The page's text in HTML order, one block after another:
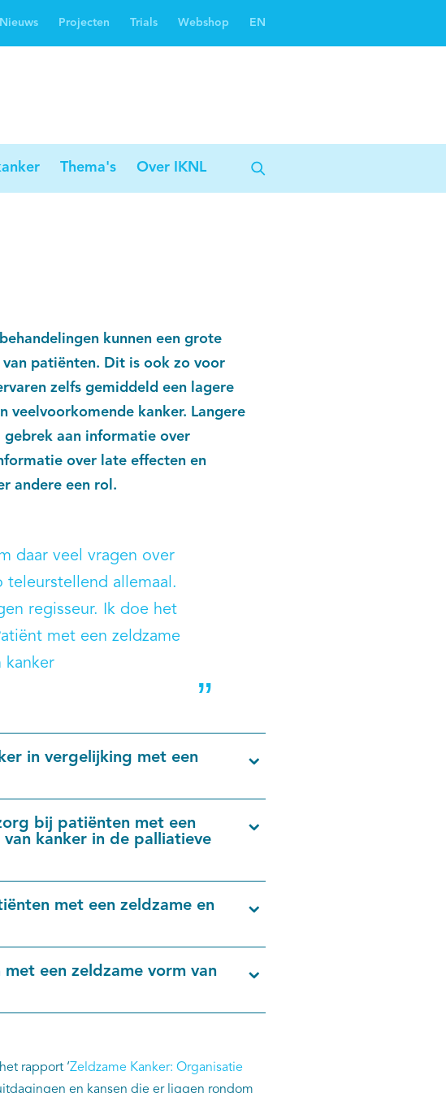
Nieuws Projecten Trials Webshop EN
Thema's Over IKNL
kunnen een grote
patiënten. Dit is ook zo voor
zelfs gemiddeld een lagere
veelvoorkomende kanker. Langere
aan informatie over
over late effecten en
andere een rol.
daar veel vragen over
allemaal.
regisseur. Ik doe het
met een zeldzame
kanker
in vergelijking met een
bij patiënten met een
kanker in de palliatieve
met een zeldzame en
een zeldzame vorm van
rapport ‘Zeldzame Kanker: Organisatie
en kansen die er liggen rondom